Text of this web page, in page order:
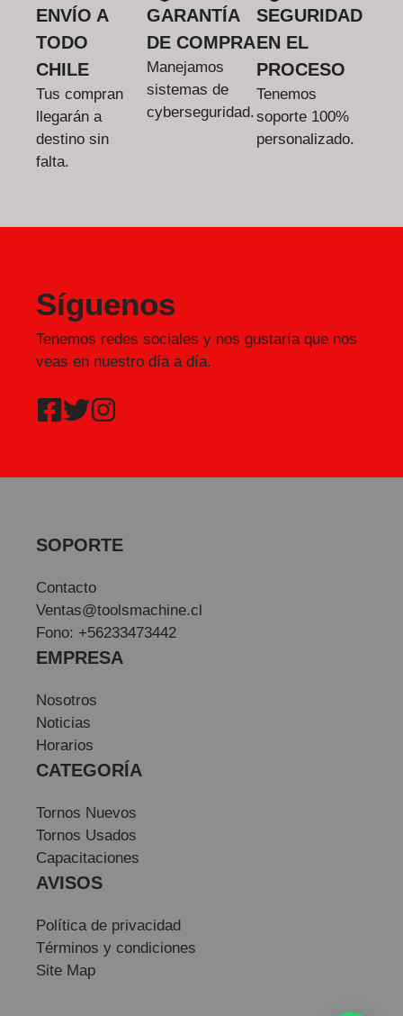
ENVÍO A
TODO
CHILE
Tus compran
llegarán a
destino sin
falta.
GARANTÍA
DE COMPRA
Manejamos
sistemas de
cyberseguridad.
SEGURIDAD
EN EL
PROCESO
Tenemos
soporte 100%
personalizado.
Síguenos
Tenemos redes sociales y nos gustaría que nos
veas en nuestro día a día.
SOPORTE
Contacto
Ventas@toolsmachine.cl
Fono: +56233473442
EMPRESA
Nosotros
Noticias
Horarios
CATEGORÍA
Tornos Nuevos
Tornos Usados
Capacitaciones
AVISOS
Política de privacidad
Términos y condiciones
Site Map